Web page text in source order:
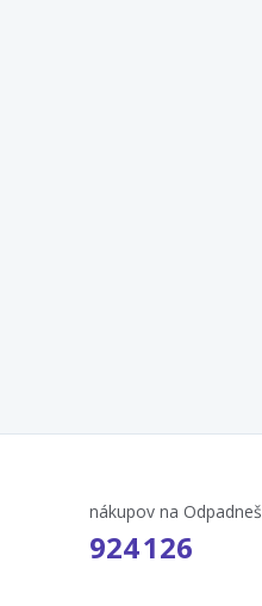
nákupov na Odpadneš
924 126